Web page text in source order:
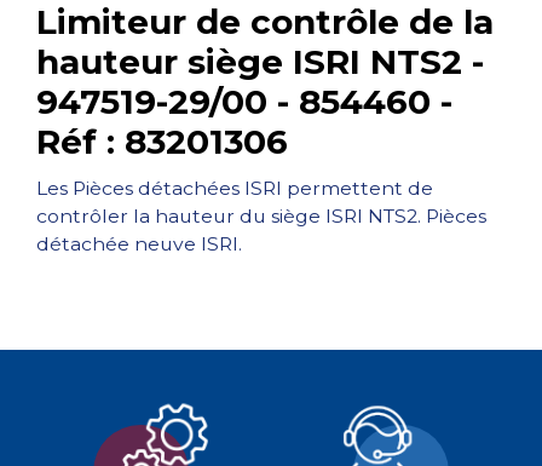
Limiteur de contrôle de la
hauteur siège ISRI NTS2 -
947519-29/00 - 854460 -
Réf : 83201306
Les Pièces détachées ISRI permettent de
contrôler la hauteur du siège ISRI NTS2. Pièces
détachée neuve ISRI.